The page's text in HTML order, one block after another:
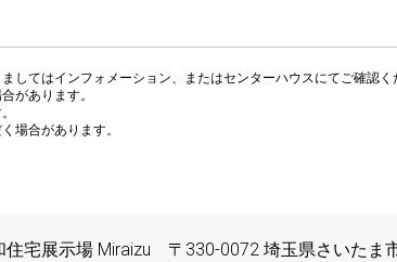
してはインフォメーション、またはセンターハウスにてご確認く
があります。
場合があります。
住宅展示場 Miraizu 〒330-0072 埼玉県さいたま